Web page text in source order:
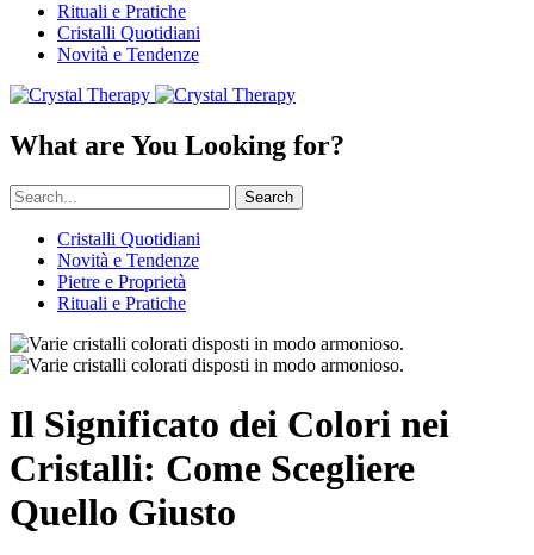
Rituali e Pratiche
Cristalli Quotidiani
Novità e Tendenze
What are You Looking for?
Search
Cristalli Quotidiani
Novità e Tendenze
Pietre e Proprietà
Rituali e Pratiche
Il Significato dei Colori nei
Cristalli: Come Scegliere
Quello Giusto